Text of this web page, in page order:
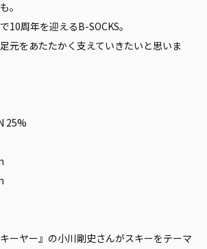
。
10周年を迎えるB-SOCKS。
元をあたたかく⽀えていきたいと思いま
25%
ーヤー』の小川剛史さんがスキーをテーマ